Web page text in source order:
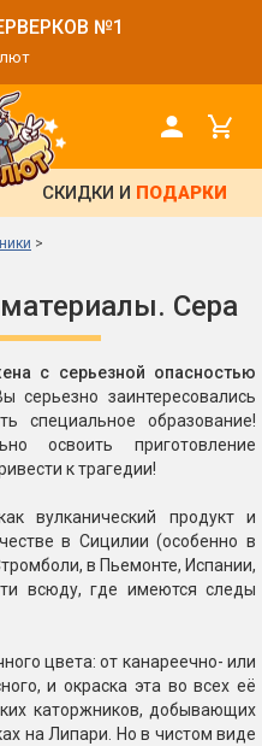
№1
СКИДКИ И ПОДАРКИ
Сера
с серьезной опасностью
серьезно заинтересовались
специальное образование!
освоить приготовление
к трагедии!
вулканический продукт и
в Сицилии (особенно в
в Пьемонте, Испании,
всюду, где имеются следы
цвета: от канареечно- или
и окраска эта во всех её
каторжников, добывающих
на Липари. Но в чистом виде